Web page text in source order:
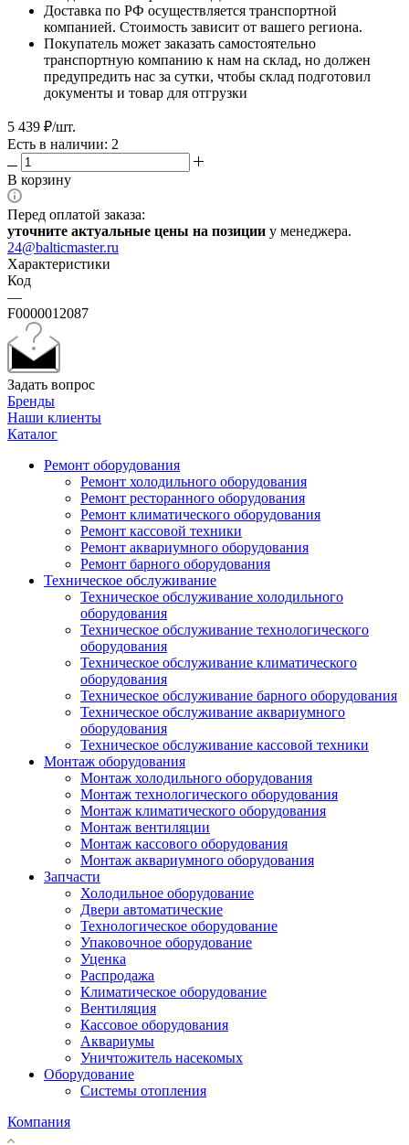
Доставка по РФ осуществляется транспортной
компанией. Стоимость зависит от вашего региона.
Покупатель может заказать самостоятельно
транспортную компанию к нам на склад, но должен
предупредить нас за сутки, чтобы склад подготовил
документы и товар для отгрузки
5 439 ₽/шт.
Есть в наличии: 2
В корзину
Перед оплатой заказа:
уточните актуальные цены на позиции у менеджера.
24@balticmaster.ru
Характеристики
Код
—
F0000012087
Задать вопрос
Бренды
Наши клиенты
Каталог
Ремонт оборудования
Ремонт холодильного оборудования
Ремонт ресторанного оборудования
Ремонт климатического оборудования
Ремонт кассовой техники
Ремонт аквариумного оборудования
Ремонт барного оборудования
Техническое обслуживание
Техническое обслуживание холодильного
оборудования
Техническое обслуживание технологического
оборудования
Техническое обслуживание климатического
оборудования
Техническое обслуживание барного оборудования
Техническое обслуживание аквариумного
оборудования
Техническое обслуживание кассовой техники
Монтаж оборудования
Монтаж холодильного оборудования
Монтаж технологического оборудования
Монтаж климатического оборудования
Монтаж вентиляции
Монтаж кассового оборудования
Монтаж аквариумного оборудования
Запчасти
Холодильное оборудование
Двери автоматические
Технологическое оборудование
Упаковочное оборудование
Уценка
Распродажа
Климатическое оборудование
Вентиляция
Кассовое оборудования
Аквариумы
Уничтожитель насекомых
Оборудование
Системы отопления
Компания